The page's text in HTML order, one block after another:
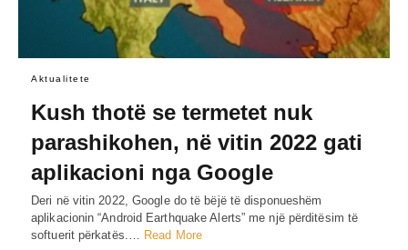
Aktualitete
Kush thotë se termetet nuk
parashikohen, në vitin 2022 gati
aplikacioni nga Google
Deri në vitin 2022, Google do të bëjë të disponueshëm
aplikacionin “Android Earthquake Alerts” me një përditësim të
softuerit përkatës.… Read More